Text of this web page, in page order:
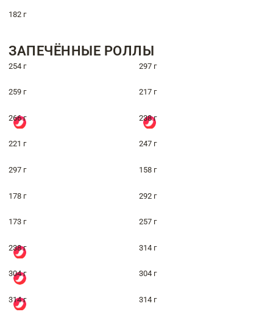
182 г
ЗАПЕЧЁННЫЕ РОЛЛЫ
254 г 297 г
259 г 217 г
266 г 238 г
221 г 247 г
297 г 158 г
178 г 292 г
173 г 257 г
238 г 314 г
304 г 304 г
314 г 314 г